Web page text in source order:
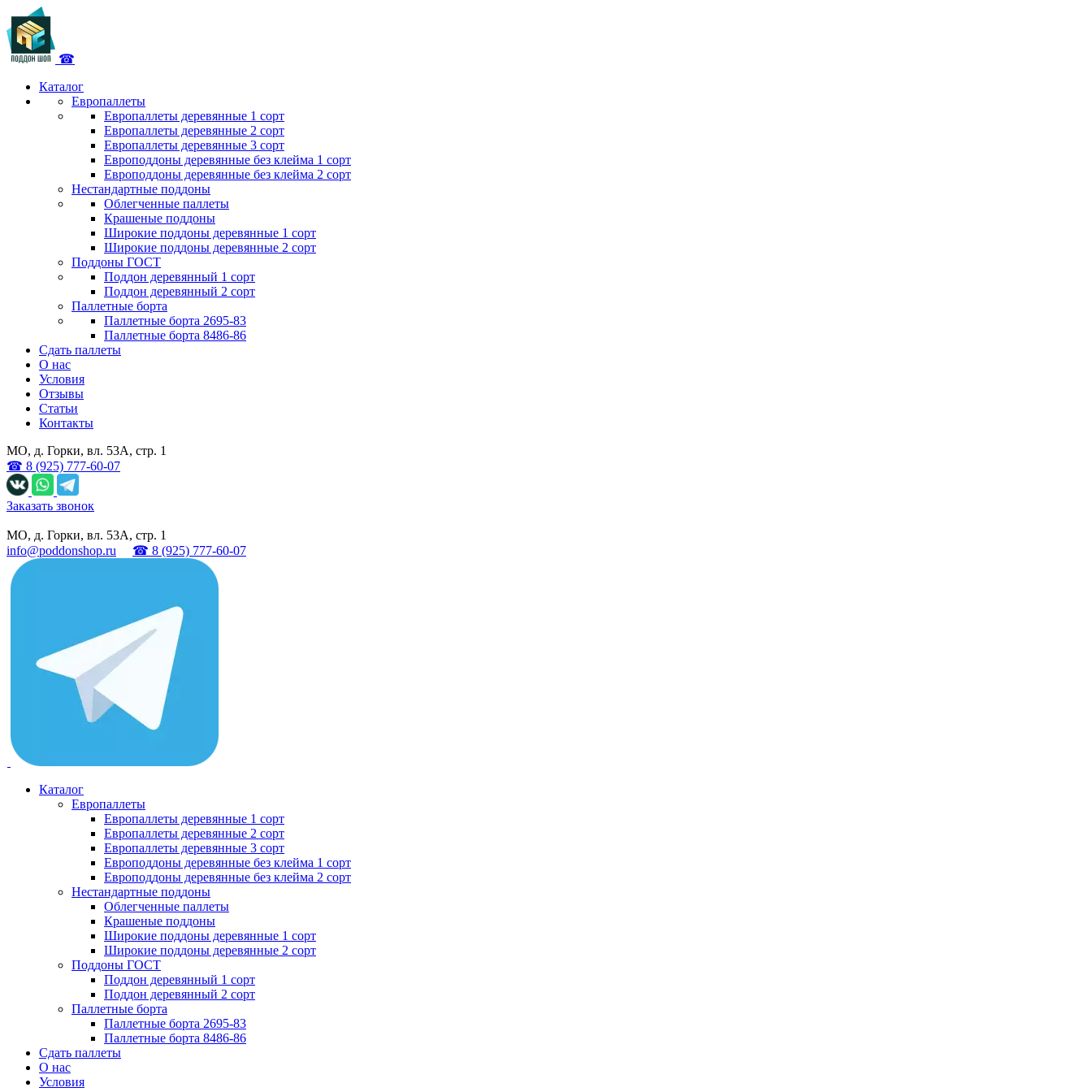
☎
Каталог
Европаллеты
Европаллеты деревянные 1 сорт
Европаллеты деревянные 2 сорт
Европаллеты деревянные 3 сорт
Европоддоны деревянные без клейма 1 сорт
Европоддоны деревянные без клейма 2 сорт
Нестандартные поддоны
Облегченные паллеты
Крашеные поддоны
Широкие поддоны деревянные 1 сорт
Широкие поддоны деревянные 2 сорт
Поддоны ГОСТ
Поддон деревянный 1 сорт
Поддон деревянный 2 сорт
Паллетные борта
Паллетные борта 2695-83
Паллетные борта 8486-86
Сдать паллеты
О нас
Условия
Отзывы
Статьи
Контакты
МО, д. Горки, вл. 53А, стр. 1
☎ 8 (925) 777-60-07
Заказать звонок
МО, д. Горки, вл. 53А, стр. 1
info@poddonshop.ru
☎ 8 (925) 777-60-07
Каталог
Европаллеты
Европаллеты деревянные 1 сорт
Европаллеты деревянные 2 сорт
Европаллеты деревянные 3 сорт
Европоддоны деревянные без клейма 1 сорт
Европоддоны деревянные без клейма 2 сорт
Нестандартные поддоны
Облегченные паллеты
Крашеные поддоны
Широкие поддоны деревянные 1 сорт
Широкие поддоны деревянные 2 сорт
Поддоны ГОСТ
Поддон деревянный 1 сорт
Поддон деревянный 2 сорт
Паллетные борта
Паллетные борта 2695-83
Паллетные борта 8486-86
Сдать паллеты
О нас
Условия